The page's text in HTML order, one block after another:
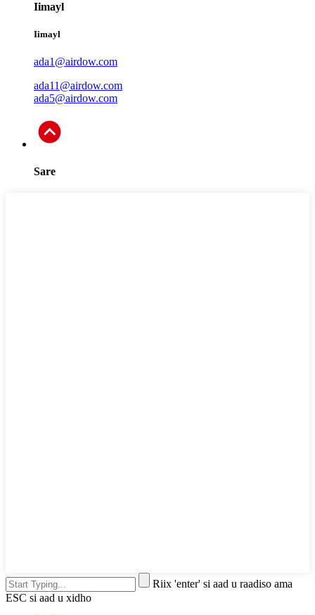
Iimayl
Iimayl
ada1@airdow.com
ada11@airdow.com
ada5@airdow.com
Sare
Riix 'enter' si aad u raadiso ama
ESC si aad u xidho